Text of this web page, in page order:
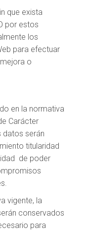
que exista
por estos
los
para efectuar
o
en la normativa
Carácter
datos serán
titularidad
de poder
vigente, la
conservados
para